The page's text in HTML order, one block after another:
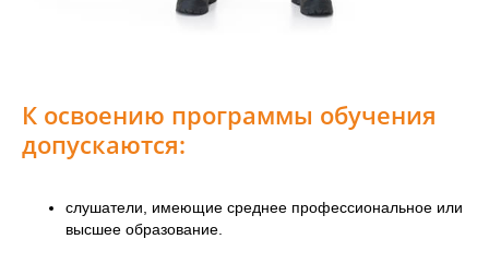
К освоению программы обучения
допускаются:
слушатели, имеющие среднее профессиональное или
высшее образование.